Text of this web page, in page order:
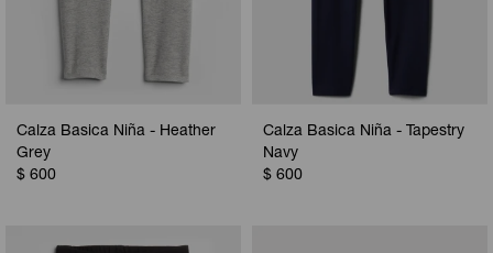
Calza Basica Niña - Heather
Grey
$ 600
Calza Basica Niña - Tapestry
Navy
$ 600